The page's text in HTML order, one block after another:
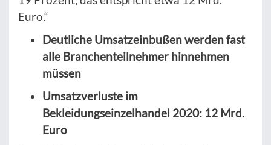
Euro.“
Deutliche Umsatzeinbußen werden fast
alle Branchenteilnehmer hinnehmen
müssen
Umsatzverluste im
Bekleidungseinzelhandel 2020: 12 Mrd.
Euro